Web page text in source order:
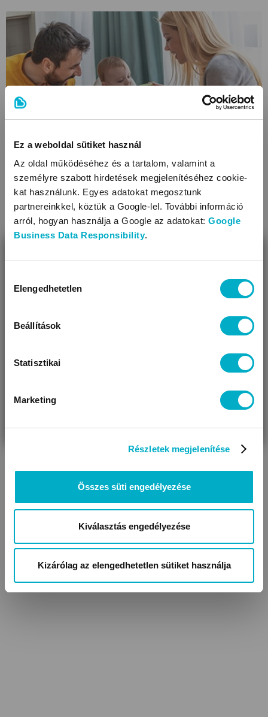
Ez a weboldal sütiket használ
Az oldal működéséhez és a tartalom, valamint a
személyre szabott hirdetések megjelenítéséhez cookie-
kat használunk. Egyes adatokat megosztunk
partnereinkkel, köztük a Google-lel. További információ
arról, hogyan használja a Google az adatokat: Google
Business Data Responsibility.
kiválasztása
Elengedhetetlen
Beállítások
Statisztikai
Marketing
Részletek megjelenítése
Összes süti engedélyezése
Kiválasztás engedélyezése
Kizárólag az elengedhetetlen sütiket használja
A baba etetése az első évben. Kísérje nyugalom!
Úgy látjuk, most jársz nálunk először!
VÁRANDÓS
AJÁNDÉKOT